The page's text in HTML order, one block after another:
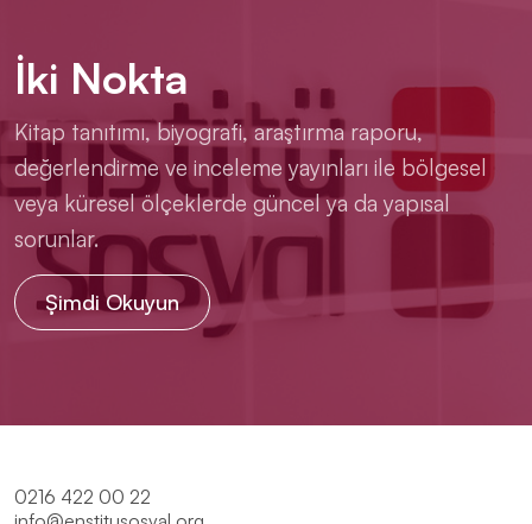
İki Nokta
Kitap tanıtımı, biyografi, araştırma raporu,
değerlendirme ve inceleme yayınları ile bölgesel
veya küresel ölçeklerde güncel ya da yapısal
sorunlar.
Şimdi Okuyun
0216 422 00 22